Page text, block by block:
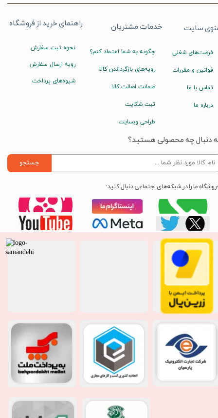
راهنمای خرید از فروشگاه
نحوه ثبت سفارش
رویه ارسال سفارش
شیوه‌های پرداخت
خدمات مشتریان
چگونه به شما اعتماد کنم؟
رویه‌های بازگرداندن کالا
ضمانت اصالت کالا
ثبت شکایت
طراحی وبسایت
سایت
فرصت‌های شغلی
قوانین و مقررات
تماس با ما
درباره ما
دنبال چه محصولی هستید؟
جستجو
ما را در شبکه‌های اجتماعی دنبال کنید: